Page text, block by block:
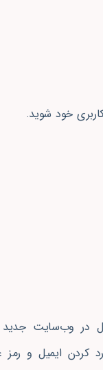
خود شوید.
در وب‌سایت جدید
کردن ایمیل و رمز